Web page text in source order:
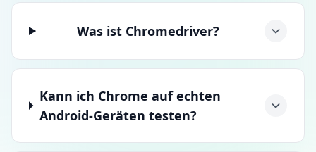
Was ist Chromedriver?
Kann ich Chrome auf echten
Android-Geräten testen?